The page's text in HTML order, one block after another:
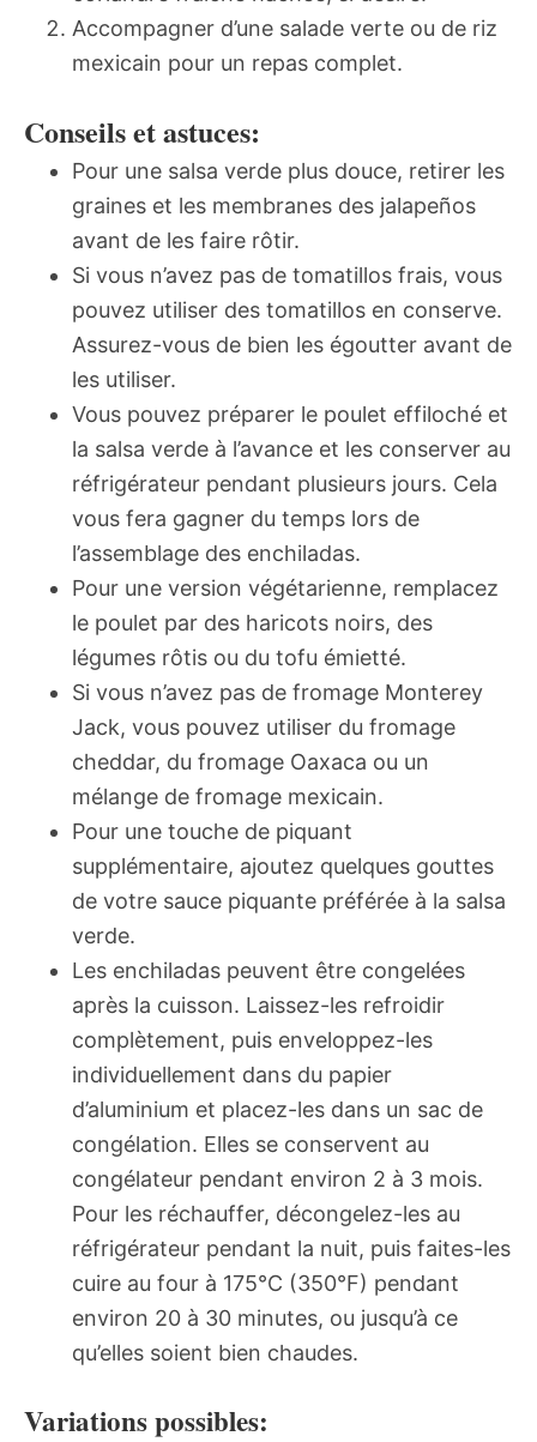
Accompagner d’une salade verte ou de riz
mexicain pour un repas complet.
Conseils et astuces:
Pour une salsa verde plus douce, retirer les
graines et les membranes des jalapeños
avant de les faire rôtir.
Si vous n’avez pas de tomatillos frais, vous
pouvez utiliser des tomatillos en conserve.
Assurez-vous de bien les égoutter avant de
les utiliser.
Vous pouvez préparer le poulet effiloché et
la salsa verde à l’avance et les conserver au
réfrigérateur pendant plusieurs jours. Cela
vous fera gagner du temps lors de
l’assemblage des enchiladas.
Pour une version végétarienne, remplacez
le poulet par des haricots noirs, des
légumes rôtis ou du tofu émietté.
Si vous n’avez pas de fromage Monterey
Jack, vous pouvez utiliser du fromage
cheddar, du fromage Oaxaca ou un
mélange de fromage mexicain.
Pour une touche de piquant
supplémentaire, ajoutez quelques gouttes
de votre sauce piquante préférée à la salsa
verde.
Les enchiladas peuvent être congelées
après la cuisson. Laissez-les refroidir
complètement, puis enveloppez-les
individuellement dans du papier
d’aluminium et placez-les dans un sac de
congélation. Elles se conservent au
congélateur pendant environ 2 à 3 mois.
Pour les réchauffer, décongelez-les au
réfrigérateur pendant la nuit, puis faites-les
cuire au four à 175°C (350°F) pendant
environ 20 à 30 minutes, ou jusqu’à ce
qu’elles soient bien chaudes.
Variations possibles: